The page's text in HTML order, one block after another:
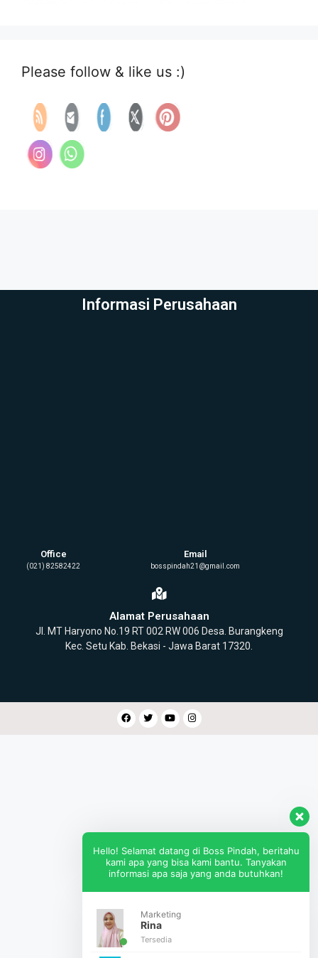
Please follow & like us :)
Informasi Perusahaan
Alamat Perusahaan
Jl. MT Haryono No.19 RT 002 RW 006 Desa. Burangkeng
Kec. Setu Kab. Bekasi - Jawa Barat 17320.
Office
(021) 82582422
Email
bosspindah21@gmail.com
Hello! Selamat datang di Boss Pindah, beritahu
kami apa yang bisa kami bantu. Tanyakan
informasi apa saja yang anda butuhkan!
Marketing
Rina
Tersedia